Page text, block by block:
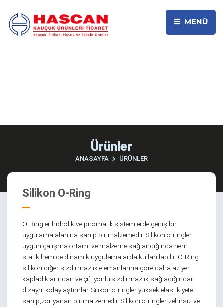
MENÜ
Ürünler
ANASAYFA ÜRÜNLER
Silikon O-Ring
O-Ringler hidrolik ve pnömatik sistemlerde geniş bir
uygulama alanına sahip bir malzemedir. Silikon o-ringler
uygun çalışma ortamı ve malzeme sağlandığında hem
statik hem de dinamik uygulamalarda kullanılabilir. O-Ring
silikon,diğer sızdırmazlık elemanlarına göre daha az yer
kapladıklarından ve çift yönlü sızdırmazlık sağladığından
dizaynı kolaylaştırırlar. Silikon o-ringler yüksek elastikiyete
sahip,zor yanan bir malzemedir. Silikon o-ringler zehirsiz ve